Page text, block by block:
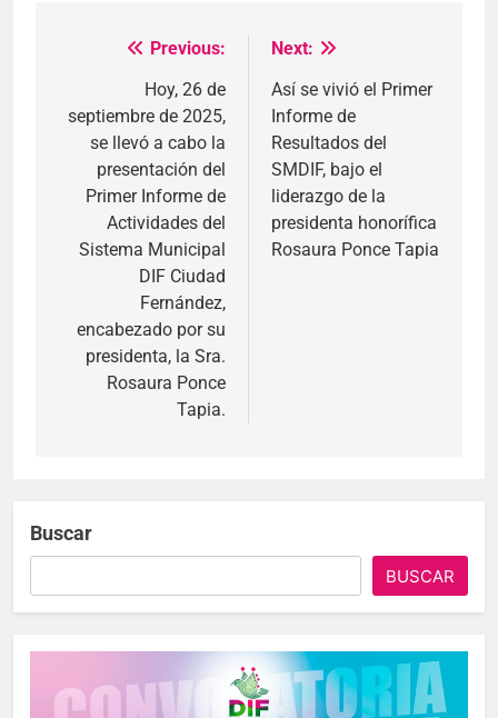
Navegación
entradas
Previous:
Hoy, 26 de
septiembre de 2025,
se llevó a cabo la
presentación del
Primer Informe de
Actividades del
Sistema Municipal
DIF Ciudad
Fernández,
encabezado por su
presidenta, la Sra.
Rosaura Ponce
Tapia.
Next:
Así se vivió el Primer
Informe de
Resultados del
SMDIF, bajo el
liderazgo de la
presidenta honorífica
Rosaura Ponce Tapia
Buscar
BUSCAR